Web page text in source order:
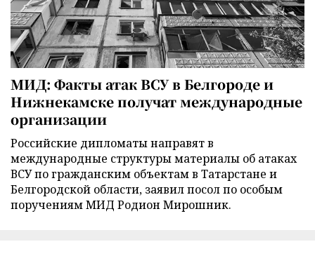
МИД: Факты атак ВСУ в Белгороде и
Нижнекамске получат международные
организации
Российские дипломаты направят в
международные структуры материалы об атаках
ВСУ по гражданским объектам в Татарстане и
Белгородской области, заявил посол по особым
поручениям МИД Родион Мирошник.